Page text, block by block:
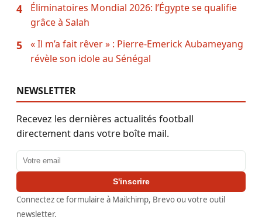
4
Éliminatoires Mondial 2026: l’Égypte se qualifie
grâce à Salah
5
« Il m’a fait rêver » : Pierre-Emerick Aubameyang
révèle son idole au Sénégal
NEWSLETTER
Recevez les dernières actualités football
directement dans votre boîte mail.
Adresse email
S'inscrire
Connectez ce formulaire à Mailchimp, Brevo ou votre outil
newsletter.